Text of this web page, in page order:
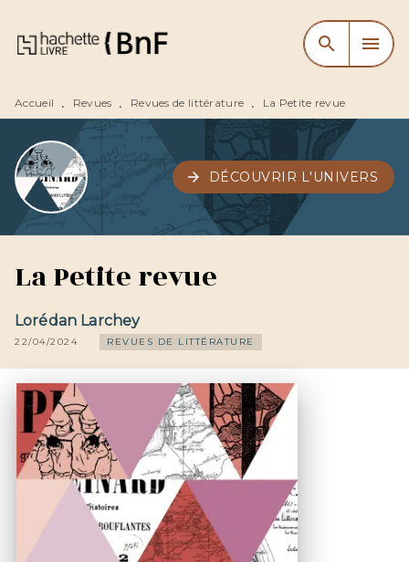
MENU RECHERCHE
CONTENU
search menu
Accueil • Revues • Revues de littérature • La Petite revue
arrow_forward DÉCOUVRIR L'UNIVERS
La Petite revue
Lorédan Larchey
22/04/2024 REVUES DE LITTÉRATURE